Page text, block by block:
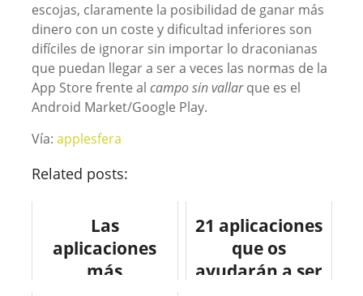
escojas, claramente la posibilidad de ganar más
dinero con un coste y dificultad inferiores son
difíciles de ignorar sin importar lo draconianas
que puedan llegar a ser a veces las normas de la
App Store frente al campo sin vallarque es el
Android Market/Google Play.
Vía: applesfera
Related posts:
Las
aplicaciones
más
21 aplicaciones
que os
ayudarán a ser